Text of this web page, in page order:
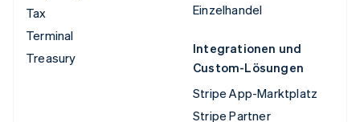
Tax
Terminal
Treasury
Einzelhandel
Integrationen und
Custom-Lösungen
Stripe App-Marktplatz
Stripe Partner